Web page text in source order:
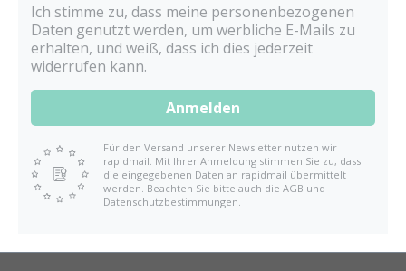
Ich stimme zu, dass meine personenbezogenen
Daten genutzt werden, um werbliche E-Mails zu
erhalten, und weiß, dass ich dies jederzeit
widerrufen kann.
Anmelden
Für den Versand unserer Newsletter nutzen wir
rapidmail. Mit Ihrer Anmeldung stimmen Sie zu, dass
die eingegebenen Daten an rapidmail übermittelt
werden. Beachten Sie bitte auch die AGB und
Datenschutzbestimmungen.